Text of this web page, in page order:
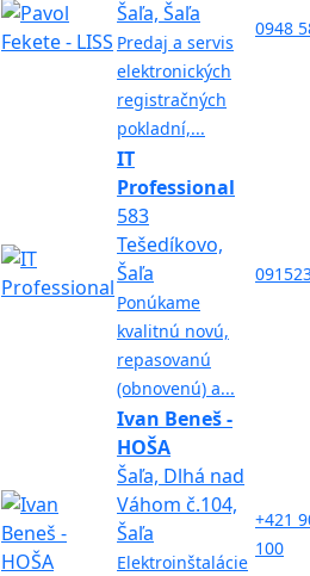
Šaľa, Šaľa
Predaj a servis
elektronických
registračných
pokladní,...
0948
IT
Professional
583
Tešedíkovo,
Šaľa
Ponúkame
kvalitnú novú,
repasovanú
(obnovenú) a...
Ivan Beneš -
HOŠA
Šaľa, Dlhá nad
Váhom č.104,
Šaľa
Elektroinštalácie
+421
100